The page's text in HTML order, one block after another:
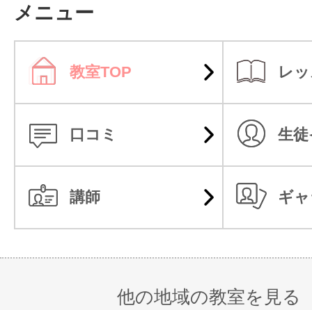
メニュー
教室TOP レ
口コミ 生
講師 ギ
他の地域の教室を見る